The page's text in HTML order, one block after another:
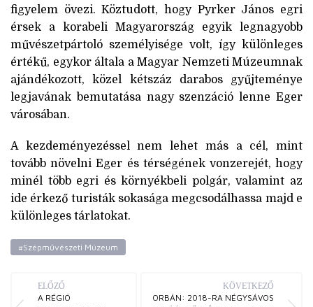
figyelem övezi. Köztudott, hogy Pyrker János egri
érsek a korabeli Magyarország egyik legnagyobb
művészetpártoló személyisége volt, így különleges
értékű, egykor általa a Magyar Nemzeti Múzeumnak
ajándékozott, közel kétszáz darabos gyűjteménye
legjavának bemutatása nagy szenzáció lenne Eger
városában.
A kezdeményezéssel nem lehet más a cél, mint
tovább növelni Eger és térségének vonzerejét, hogy
minél több egri és környékbeli polgár, valamint az
ide érkező turisták sokasága megcsodálhassa majd e
különleges tárlatokat.
#Szépművészeti Múzeum
ELŐZŐ
A RÉGIÓ
KÖVETKEZŐ
ORBÁN: 2018-RA NÉGYSÁVOS